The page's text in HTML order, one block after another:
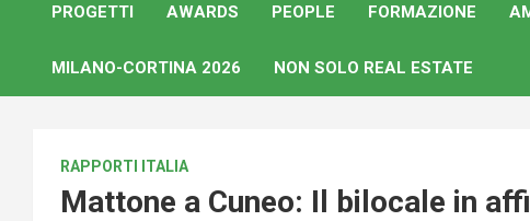
PROGETTI AWARDS PEOPLE FORMAZIONE
MILANO-CORTINA 2026 NON SOLO REAL ESTATE
RAPPORTI ITALIA
Mattone a Cuneo: Il bilocale in